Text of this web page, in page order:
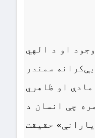
او د الهي
سمندر
او ظاهري
چې انسان د
حقیقت